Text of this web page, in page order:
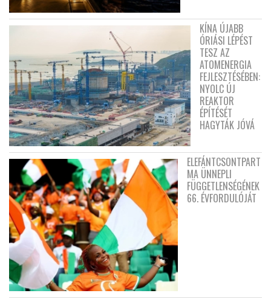
KÍNA ÚJABB
ÓRIÁSI LÉPÉST
TESZ AZ
ATOMENERGIA
FEJLESZTÉSÉBEN:
NYOLC ÚJ
REAKTOR
ÉPÍTÉSÉT
HAGYTÁK JÓVÁ
ELEFÁNTCSONTPART
MA ÜNNEPLI
FÜGGETLENSÉGÉNEK
66. ÉVFORDULÓJÁT